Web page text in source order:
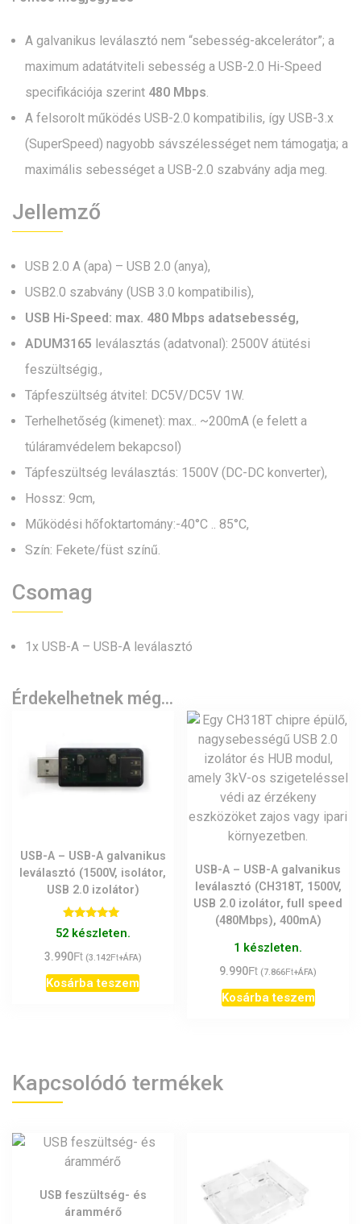
A galvanikus leválasztó nem “sebesség-akcelerátor”; a
maximum adatátviteli sebesség a USB-2.0 Hi-Speed
specifikációja szerint 480 Mbps.
A felsorolt működés USB-2.0 kompatibilis, így USB-3.x
(SuperSpeed) nagyobb sávszélességet nem támogatja; a
maximális sebességet a USB-2.0 szabvány adja meg.
Jellemző
USB 2.0 A (apa) – USB 2.0 (anya),
USB2.0 szabvány (USB 3.0 kompatibilis),
USB Hi-Speed: max. 480 Mbps adatsebesség,
ADUM3165 leválasztás (adatvonal): 2500V átütési
feszültségig.,
Tápfeszültség átvitel: DC5V/DC5V 1W.
Terhelhetőség (kimenet): max.. ~200mA (e felett a
túláramvédelem bekapcsol)
Tápfeszültség leválasztás: 1500V (DC-DC konverter),
Hossz: 9cm,
Működési hőfoktartomány:-40°C .. 85°C,
Szín: Fekete/füst színű.
Csomag
1x USB-A – USB-A leválasztó
Érdekelhetnek még…
USB-A – USB-A galvanikus
leválasztó (1500V, isolátor,
USB 2.0 izolátor)
Értékelés:
5.00
52 készleten.
3.990Ft (3.142Ft+ÁFA)
Kosárba teszem
USB-A – USB-A galvanikus
leválasztó (CH318T, 1500V,
USB 2.0 izolátor, full speed
(480Mbps), 400mA)
1 készleten.
9.990Ft (7.866Ft+ÁFA)
Kosárba teszem
Kapcsolódó termékek
USB feszültség- és
árammérő